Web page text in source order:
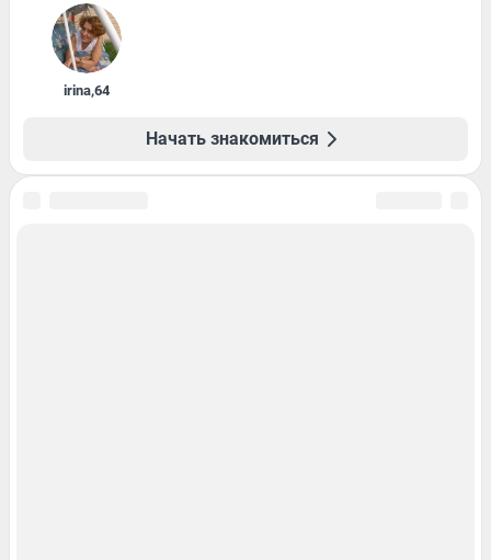
irina,64
Начать знакомиться